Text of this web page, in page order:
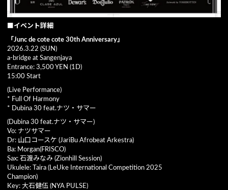
■イベント詳細
「Junc de cote cote 30th Anniversary」
2026.3.22 (SUN)
a-bridge at Sangenjaya
Entrance: 3,500 YEN (1D)
15:00 Start
(Live Performance)
* Full Of Harmony
* Dubina 30 feat.ナツ・サマー
(Dubina 30 feat.ナツ・サマー)
Vo: ナツサマー
Dr: 山口コースケ (JariBu Afrobeat Arkestra)
Ba: Morgan(FRISCO)
Sax: 石渡みなみ (Zionhill Session)
Ukulele: Taira (LeUke International Competition 2025
Champion)
Key: 大石健伍 (NYA PULSE)